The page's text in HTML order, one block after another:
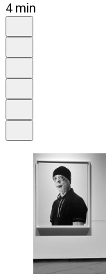
4 min